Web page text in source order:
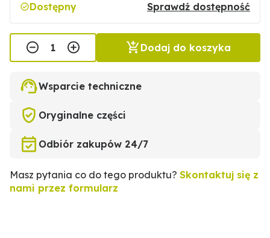
Dostępny Sprawdź dostępność
Dodaj do koszyka
Wsparcie techniczne
Oryginalne części
Odbiór zakupów 24/7
Masz pytania co do tego produktu? Skontaktuj się z
nami przez formularz